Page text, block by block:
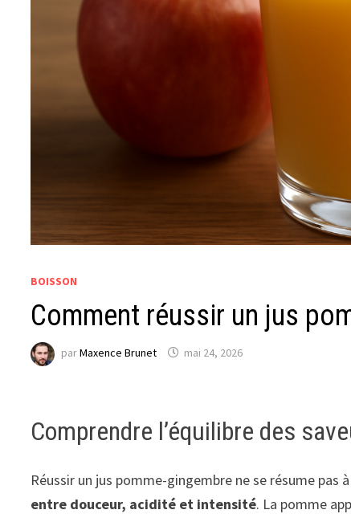
BOISSON
Comment réussir un jus
parMaxence Brunet mai 24, 2026
Comprendre l’équilibre des
Réussir un jus pomme-gingembre ne se résume
entre douceur, acidité et intensité. La pomme